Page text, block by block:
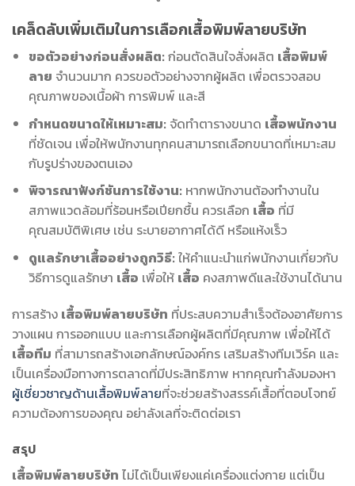
เคล็ดลับเพิ่มเติมในการเลือกเสื้อพิมพ์ลายบริษัท
ขอตัวอย่างก่อนสั่งผลิต: ก่อนตัดสินใจสั่งผลิต เสื้อพิมพ์
ลาย จำนวนมาก ควรขอตัวอย่างจากผู้ผลิต เพื่อตรวจสอบ
คุณภาพของเนื้อผ้า การพิมพ์ และสี
กำหนดขนาดให้เหมาะสม: จัดทำตารางขนาด เสื้อพนักงาน
ที่ชัดเจน เพื่อให้พนักงานทุกคนสามารถเลือกขนาดที่เหมาะสม
กับรูปร่างของตนเอง
พิจารณาฟังก์ชันการใช้งาน: หากพนักงานต้องทำงานใน
สภาพแวดล้อมที่ร้อนหรือเปียกชื้น ควรเลือก เสื้อ ที่มี
คุณสมบัติพิเศษ เช่น ระบายอากาศได้ดี หรือแห้งเร็ว
ดูแลรักษาเสื้ออย่างถูกวิธี: ให้คำแนะนำแก่พนักงานเกี่ยวกับ
วิธีการดูแลรักษา เสื้อ เพื่อให้ เสื้อ คงสภาพดีและใช้งานได้นาน
การสร้าง เสื้อพิมพ์ลายบริษัท ที่ประสบความสำเร็จต้องอาศัยการ
วางแผน การออกแบบ และการเลือกผู้ผลิตที่มีคุณภาพ เพื่อให้ได้
เสื้อทีม ที่สามารถสร้างเอกลักษณ์องค์กร เสริมสร้างทีมเวิร์ค และ
เป็นเครื่องมือทางการตลาดที่มีประสิทธิภาพ หากคุณกำลังมองหา
ผู้เชี่ยวชาญด้านเสื้อพิมพ์ลายที่จะช่วยสร้างสรรค์เสื้อที่ตอบโจทย์
ความต้องการของคุณ อย่าลังเลที่จะติดต่อเรา
สรุป
เสื้อพิมพ์ลายบริษัท ไม่ได้เป็นเพียงแค่เครื่องแต่งกาย แต่เป็น